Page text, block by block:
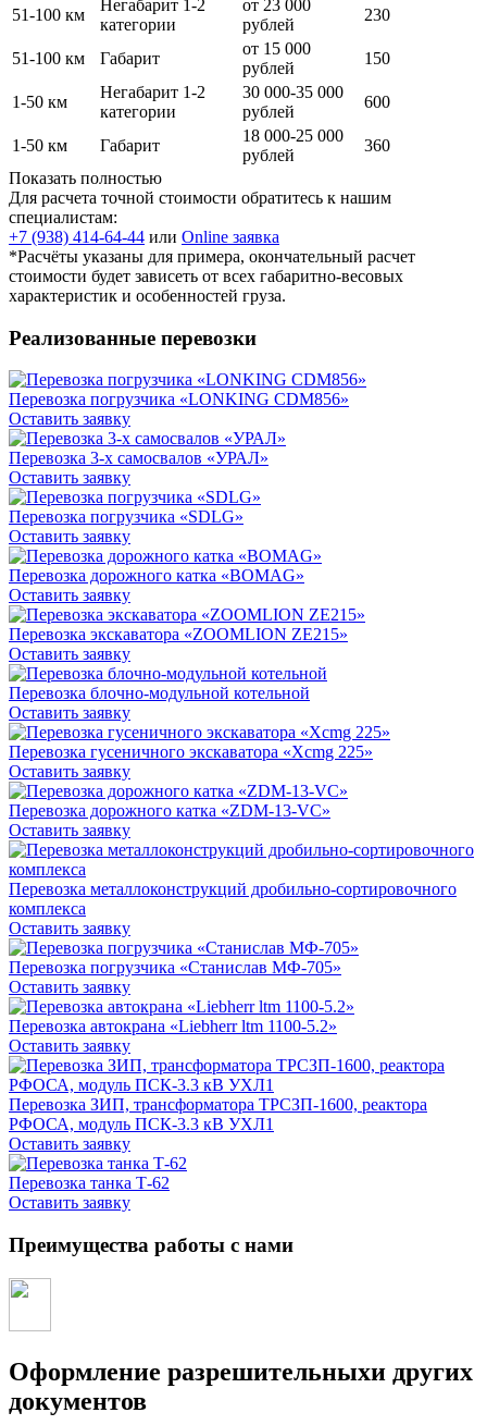
51-100 км
Негабарит 1-2
категории
от 23 000
рублей
230
51-100 км Габарит
от 15 000
рублей
150
1-50 км
Негабарит 1-2
категории
30 000-35 000
рублей
600
1-50 км Габарит
18 000-25 000
рублей
360
Показать полностью
Для расчета точной стоимости обратитесь к нашим
специалистам:
+7 (938) 414-64-44 или Online заявка
*Расчёты указаны для примера, окончательный расчет
стоимости будет зависеть от всех габаритно-весовых
характеристик и особенностей груза.
Реализованные перевозки
Перевозка погрузчика «LONKING CDM856»
Оставить заявку
Перевозка 3-х самосвалов «УРАЛ»
Оставить заявку
Перевозка погрузчика «SDLG»
Оставить заявку
Перевозка дорожного катка «BOMAG»
Оставить заявку
Перевозка экскаватора «ZOOMLION ZE215»
Оставить заявку
Перевозка блочно-модульной котельной
Оставить заявку
Перевозка гусеничного экскаватора «Xcmg 225»
Оставить заявку
Перевозка дорожного катка «ZDM-13-VC»
Оставить заявку
Перевозка металлоконструкций дробильно-сортировочного
комплекса
Оставить заявку
Перевозка погрузчика «Станислав МФ-705»
Оставить заявку
Перевозка автокрана «Liebherr ltm 1100-5.2»
Оставить заявку
Перевозка ЗИП, трансформатора ТРСЗП-1600, реактора
РФОСА, модуль ПСК-3.3 кВ УХЛ1
Оставить заявку
Перевозка танка Т-62
Оставить заявку
Преимущества работы с нами
Оформление разрешительныхи других
документов